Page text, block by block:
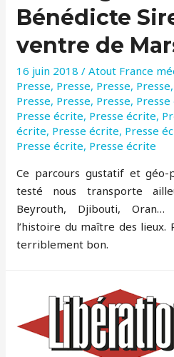
Bénédicte
ventre de
16 juin 2018 /Atout France
Presse, Presse, Presse, Presse,
Presse, Presse, Presse,
Presse écrite, Presse écrite,
écrite, Presse écrite, Presse
Presse écrite, Presse écrite
Ce parcours gustatif et géo-
testé nous transporte
Beyrouth, Djibouti,
l’histoire du maître des lieux.
terriblement bon.